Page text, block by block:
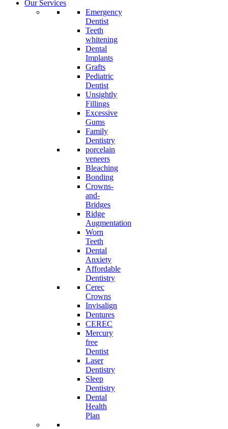
Our Services
Emergency
Dentist
Teeth
whitening
Dental
Implants
Grafts
Pediatric
Dentist
Unsightly
Fillings
Excessive
Gums
Family
Dentistry
porcelain
veneers
Bleaching
Bonding
Crowns-
and-
Bridges
Ridge
Augmentation
Worn
Teeth
Dental
Anxiety
Affordable
Dentistry
Cerec
Crowns
Invisalign
Dentures
CEREC
Mercury
free
Dentist
Laser
Dentistry
Sleep
Dentistry
Dental
Health
Plan